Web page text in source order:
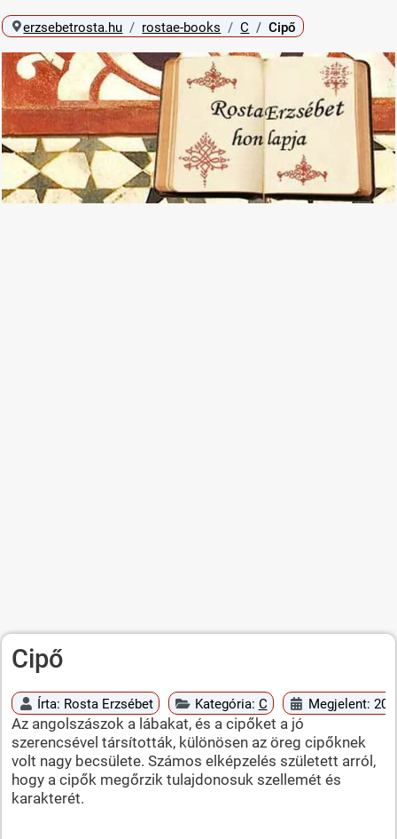
erzsebetrosta.hu rostae-books C Cipő
Cipő
Írta: Rosta Erzsébet Kategória: C Megjelent:
Az angolszászok a lábakat, és a cipőket a jó
szerencsével társították, különösen az öreg cipőknek
volt nagy becsülete. Számos elképzelés született arról,
hogy a cipők megőrzik tulajdonosuk szellemét és
karakterét.